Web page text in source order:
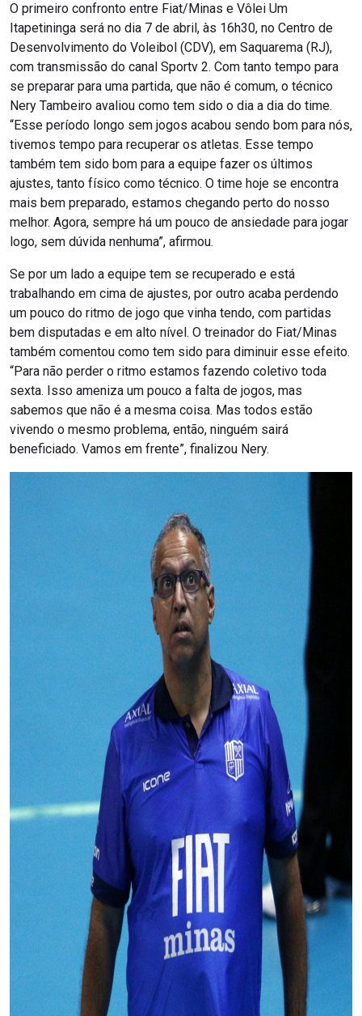
O primeiro confronto entre Fiat/Minas e Vôlei Um
Itapetininga será no dia 7 de abril, às 16h30, no Centro de
Desenvolvimento do Voleibol (CDV), em Saquarema (RJ),
com transmissão do canal Sportv 2. Com tanto tempo para
se preparar para uma partida, que não é comum, o técnico
Nery Tambeiro avaliou como tem sido o dia a dia do time.
“Esse período longo sem jogos acabou sendo bom para nós,
tivemos tempo para recuperar os atletas. Esse tempo
também tem sido bom para a equipe fazer os últimos
ajustes, tanto físico como técnico. O time hoje se encontra
mais bem preparado, estamos chegando perto do nosso
melhor. Agora, sempre há um pouco de ansiedade para jogar
logo, sem dúvida nenhuma”, afirmou.
Se por um lado a equipe tem se recuperado e está
trabalhando em cima de ajustes, por outro acaba perdendo
um pouco do ritmo de jogo que vinha tendo, com partidas
bem disputadas e em alto nível. O treinador do Fiat/Minas
também comentou como tem sido para diminuir esse efeito.
“Para não perder o ritmo estamos fazendo coletivo toda
sexta. Isso ameniza um pouco a falta de jogos, mas
sabemos que não é a mesma coisa. Mas todos estão
vivendo o mesmo problema, então, ninguém sairá
beneficiado. Vamos em frente”, finalizou Nery.